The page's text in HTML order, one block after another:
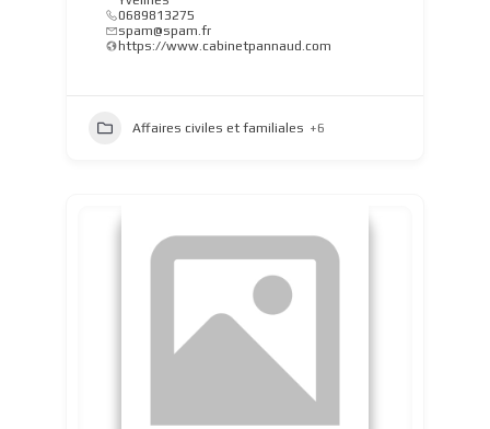
0689813275
spam@spam.fr
https://www.cabinetpannaud.com
Affaires civiles et familiales +6